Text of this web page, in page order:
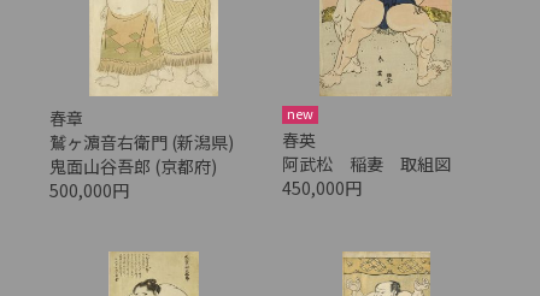
春章
鷲ヶ濵音右衛門 (新潟県)
鬼面山谷吾郎 (京都府)
500,000円
new
春英
阿武松 稲妻 取組図
450,000円